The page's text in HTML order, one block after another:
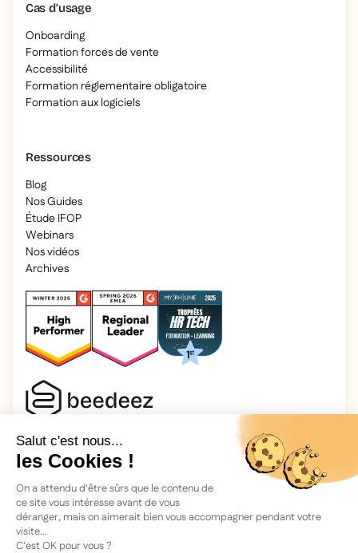
Cas d’usage
Onboarding
Formation forces de vente
Accessibilité
Formation réglementaire obligatoire
Formation aux logiciels
Ressources
Blog
Nos Guides
Étude IFOP
Webinars
Nos vidéos
Archives
2026 Beedeez. Tous droits réservés.
Mentions légales